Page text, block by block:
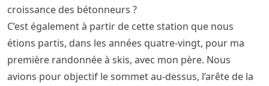
croissance des bétonneurs ?
C’est également à partir de cette station que nous
étions partis, dans les années quatre-vingt, pour ma
première randonnée à skis, avec mon père. Nous
avions pour objectif le sommet au-dessus, l’arête de la